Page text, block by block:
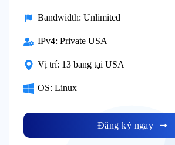
Bandwidth: Unlimited
IPv4: Private USA
Vị trí: 13 bang tại USA
OS: Linux
Đăng ký ngay